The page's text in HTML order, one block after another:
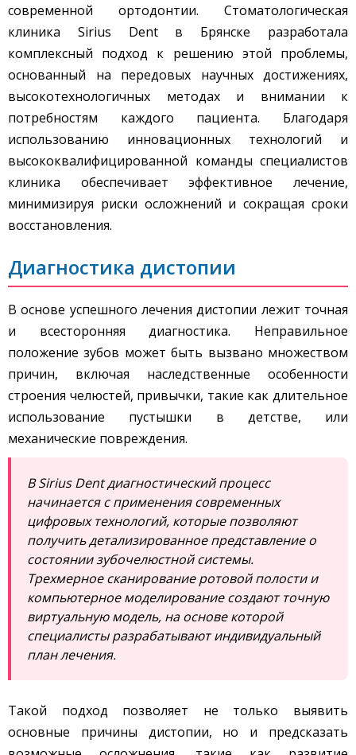
современной ортодонтии. Стоматологическая
клиника Sirius Dent в Брянске разработала
комплексный подход к решению этой проблемы,
основанный на передовых научных достижениях,
высокотехнологичных методах и внимании к
потребностям каждого пациента. Благодаря
использованию инновационных технологий и
высококвалифицированной команды специалистов
клиника обеспечивает эффективное лечение,
минимизируя риски осложнений и сокращая сроки
восстановления.
Диагностика дистопии
В основе успешного лечения дистопии лежит точная
и всесторонняя диагностика. Неправильное
положение зубов может быть вызвано множеством
причин, включая наследственные особенности
строения челюстей, привычки, такие как длительное
использование пустышки в детстве, или
механические повреждения.
В Sirius Dent диагностический процесс
начинается с применения современных
цифровых технологий, которые позволяют
получить детализированное представление о
состоянии зубочелюстной системы.
Трехмерное сканирование ротовой полости и
компьютерное моделирование создают точную
виртуальную модель, на основе которой
специалисты разрабатывают индивидуальный
план лечения.
Такой подход позволяет не только выявить
основные причины дистопии, но и предсказать